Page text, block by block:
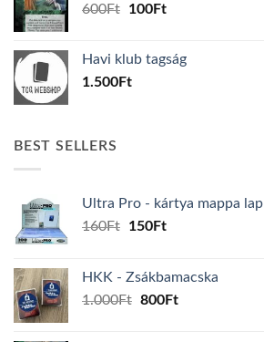
600Ft
Original
600Ft.
100FtCurrent
100Ft.
Havi klub tagság
1.500Ft
BEST SELLERS
Ultra Pro - kártya mappa lap
160Ft
Original
160Ft.
150FtCurrent
150Ft.
HKK - Zsákbamacska
1.000Ft Original
800FtCurrent